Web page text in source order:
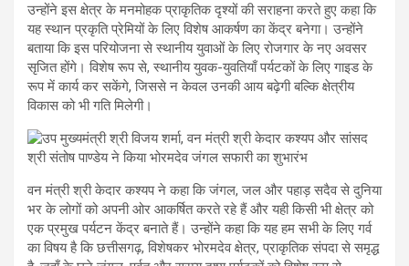
उन्होंने इस क्षेत्र के मनमोहक प्राकृतिक दृश्यों की सराहना करते हुए कहा कि
यह स्थान प्रकृति प्रेमियों के लिए विशेष आकर्षण का केंद्र बनेगा। उन्होंने
बताया कि इस परियोजना से स्थानीय युवाओं के लिए रोजगार के नए अवसर
सृजित होंगे। विशेष रूप से, स्थानीय युवक-युवतियाँ पर्यटकों के लिए गाइड के
रूप में कार्य कर सकेंगे, जिससे न केवल उनकी आय बढ़ेगी बल्कि क्षेत्रीय
विकास को भी गति मिलेगी।
वन मंत्री श्री केदार कश्यप ने कहा कि जंगल, जल और पहाड़ सदैव से दुनिया
भर के लोगों को अपनी ओर आकर्षित करते रहे हैं और यही किसी भी क्षेत्र को
एक प्रमुख पर्यटन केंद्र बनाते हैं। उन्होंने कहा कि यह हम सभी के लिए गर्व
का विषय है कि छत्तीसगढ़, विशेषकर भोरमदेव क्षेत्र, प्राकृतिक संपदा से समृद्ध